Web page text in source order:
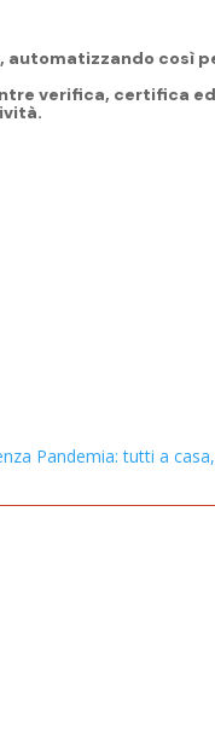
automatizzando così
verifica, certifica
Pandemia: tutti a